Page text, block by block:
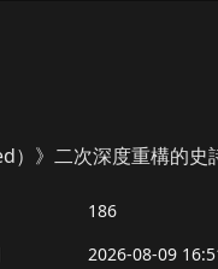
》二次深度重構的史
186
2026-08-09